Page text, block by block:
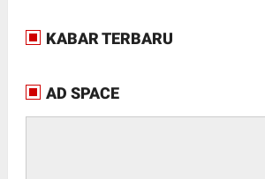
KABAR TERBARU
AD SPACE